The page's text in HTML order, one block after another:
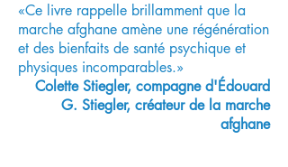
«Ce livre rappelle brillamment que la
marche afghane amène une régénération
et des bienfaits de santé psychique et
physiques incomparables.»
Colette Stiegler, compagne d'Édouard
G. Stiegler, créateur de la marche
afghane